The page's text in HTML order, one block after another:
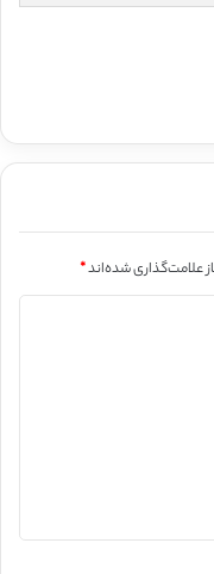
علامت‌گذاری شده‌اند*